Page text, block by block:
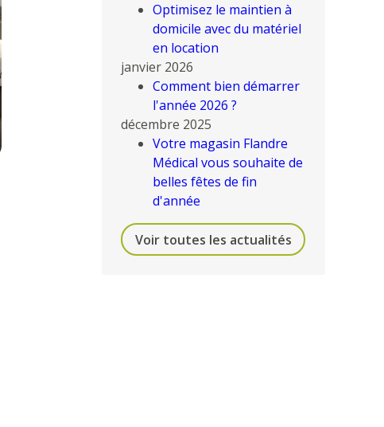
Optimisez le maintien à
domicile avec du matériel
en location
janvier 2026
Comment bien démarrer
l'année 2026 ?
décembre 2025
Votre magasin Flandre
Médical vous souhaite de
belles fêtes de fin
d'année
Voir toutes les actualités